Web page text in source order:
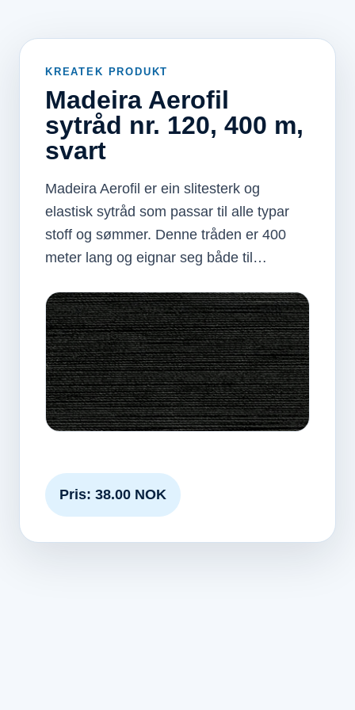
KREATEK PRODUKT
Madeira Aerofil
sytråd nr. 120, 400 m,
svart
Madeira Aerofil er ein slitesterk og
elastisk sytråd som passar til alle typar
stoff og sømmer. Denne tråden er 400
meter lang og eignar seg både til…
Pris: 38.00 NOK